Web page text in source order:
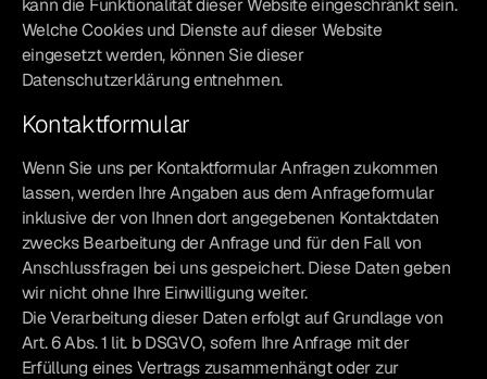
kann die Funktionalität dieser Website eingeschränkt sein.
Welche Cookies und Dienste auf dieser Website
eingesetzt werden, können Sie dieser
Datenschutzerklärung entnehmen.
Kontaktformular
Wenn Sie uns per Kontaktformular Anfragen zukommen
lassen, werden Ihre Angaben aus dem Anfrageformular
inklusive der von Ihnen dort angegebenen Kontaktdaten
zwecks Bearbeitung der Anfrage und für den Fall von
Anschlussfragen bei uns gespeichert. Diese Daten geben
wir nicht ohne Ihre Einwilligung weiter.
Die Verarbeitung dieser Daten erfolgt auf Grundlage von
Art. 6 Abs. 1 lit. b DSGVO, sofern Ihre Anfrage mit der
Erfüllung eines Vertrags zusammenhängt oder zur